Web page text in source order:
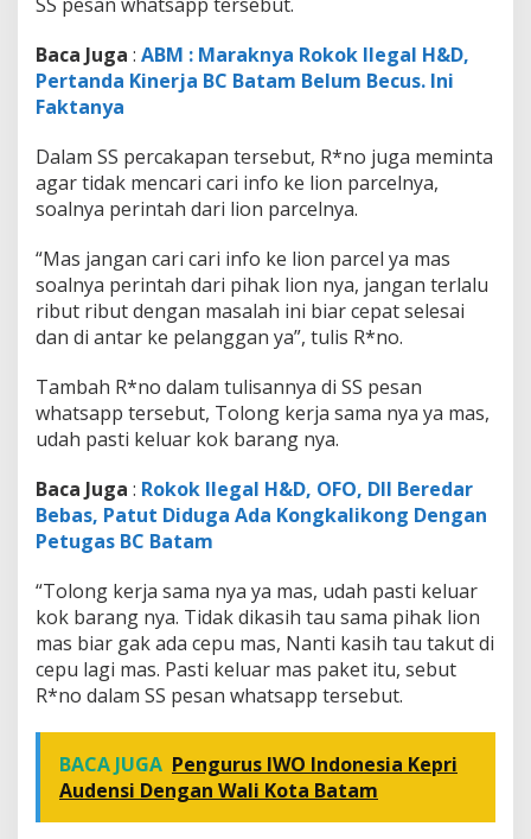
Baca Juga : ABM : Maraknya Rokok Ilegal H&D,
Pertanda Kinerja BC Batam Belum Becus. Ini
Faktanya
Dalam SS percakapan tersebut, R*no juga meminta
agar tidak mencari cari info ke lion parcelnya,
soalnya perintah dari lion parcelnya.
“Mas jangan cari cari info ke lion parcel ya mas
soalnya perintah dari pihak lion nya, jangan terlalu
ribut ribut dengan masalah ini biar cepat selesai
dan di antar ke pelanggan ya”, tulis R*no.
Tambah R*no dalam tulisannya di SS pesan
whatsapp tersebut, Tolong kerja sama nya ya mas,
udah pasti keluar kok barang nya.
Baca Juga : Rokok Ilegal H&D, OFO, Dll Beredar
Bebas, Patut Diduga Ada Kongkalikong Dengan
Petugas BC Batam
“Tolong kerja sama nya ya mas, udah pasti keluar
kok barang nya. Tidak dikasih tau sama pihak lion
mas biar gak ada cepu mas, Nanti kasih tau takut di
cepu lagi mas. Pasti keluar mas paket itu, sebut
R*no dalam SS pesan whatsapp tersebut.
BACA JUGA Pengurus IWO Indonesia Kepri
Audensi Dengan Wali Kota Batam